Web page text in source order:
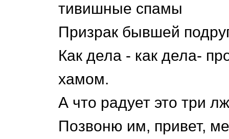
тивишные спамы
Призрак бывшей
Как дела - как дела-
хамом.
А что радует это три
Позвоню им, привет,